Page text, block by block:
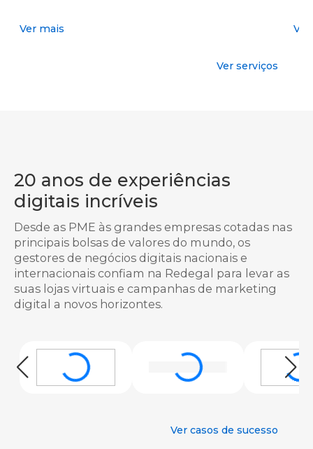
Ver mais
Ver serviços
20 anos de experiências
digitais incríveis
Desde as PME às grandes empresas cotadas nas
principais bolsas de valores do mundo, os
gestores de negócios digitais nacionais e
internacionais confiam na Redegal para levar as
suas lojas virtuais e campanhas de marketing
digital a novos horizontes.
Ver casos de sucesso